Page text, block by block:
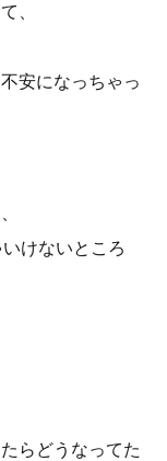
、
安になっちゃっ
けないところ
らどうなってた